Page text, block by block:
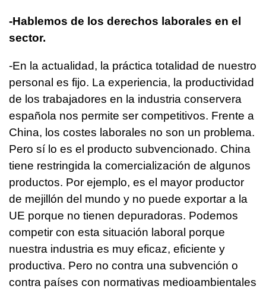
-Hablemos de los derechos laborales en el
sector.
-En la actualidad, la práctica totalidad de nuestro
personal es fijo. La experiencia, la productividad
de los trabajadores en la industria conservera
española nos permite ser competitivos. Frente a
China, los costes laborales no son un problema.
Pero sí lo es el producto subvencionado. China
tiene restringida la comercialización de algunos
productos. Por ejemplo, es el mayor productor
de mejillón del mundo y no puede exportar a la
UE porque no tienen depuradoras. Podemos
competir con esta situación laboral porque
nuestra industria es muy eficaz, eficiente y
productiva. Pero no contra una subvención o
contra países con normativas medioambientales